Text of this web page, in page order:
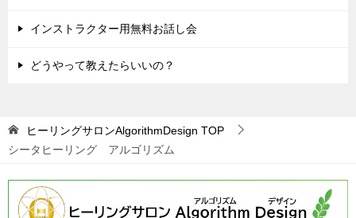
インストラクター用無料お話し会
どうやって教えたらいいの？
ヒーリングサロンAlgorithmDesign TOP
シータヒーリング アルゴリズム